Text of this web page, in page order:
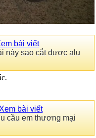
này sao cắt được alu
cầu em thương mại